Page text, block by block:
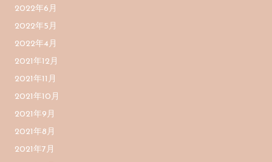
2022年6月
2022年5月
2022年4月
2021年12月
2021年11月
2021年10月
2021年9月
2021年8月
2021年7月